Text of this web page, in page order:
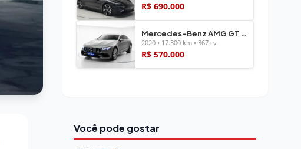
R$ 690.000
Mercedes-Benz AMG GT 43 4-DOOR
2020 • 17.300 km • 367 cv
R$ 570.000
Você pode gostar